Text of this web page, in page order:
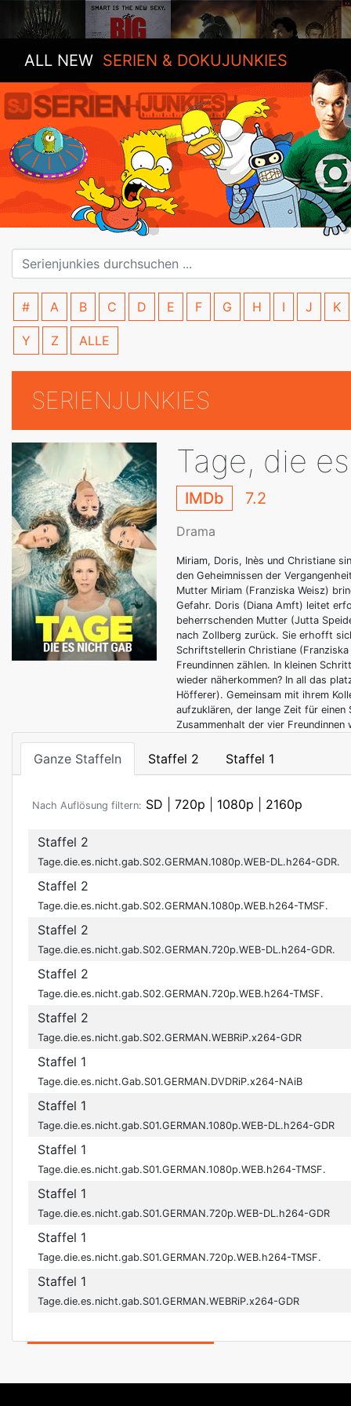
ALL NEW SERIEN & DOKUJUNKIES
# A B C D E F G H I J K
Y Z ALLE
SERIENJUNKIES
Tage, die
IMDb 7.2
Drama
Miriam, Doris, Inès und Christiane
den Geheimnissen der
Mutter Miriam (Franziska Weisz)
Gefahr. Doris (Diana Amft) leitet
beherrschenden Mutter (Jutta
nach Zollberg zurück. Sie erhofft
Schriftstellerin Christiane
Freundinnen zählen. In kleinen
wieder näherkommen? In all das
Höfferer). Gemeinsam mit ihrem
aufzuklären, der lange Zeit für
Zusammenhalt der vier
Ganze Staffeln Staffel 2 Staffel 1
Nach Auflösung filtern: SD 720p 1080p 2160p
Staffel 2
Tage.die.es.nicht.gab.S02.GERMAN.1080p.WEB-DL.h264-GDR.
Staffel 2
Tage.die.es.nicht.gab.S02.GERMAN.1080p.WEB.h264-TMSF.
Staffel 2
Tage.die.es.nicht.gab.S02.GERMAN.720p.WEB-DL.h264-GDR.
Staffel 2
Tage.die.es.nicht.gab.S02.GERMAN.720p.WEB.h264-TMSF.
Staffel 2
Tage.die.es.nicht.gab.S02.GERMAN.WEBRiP.x264-GDR
Staffel 1
Tage.die.es.nicht.Gab.S01.GERMAN.DVDRiP.x264-NAiB
Staffel 1
Tage.die.es.nicht.gab.S01.GERMAN.1080p.WEB-DL.h264-GDR
Staffel 1
Tage.die.es.nicht.gab.S01.GERMAN.1080p.WEB.h264-TMSF.
Staffel 1
Tage.die.es.nicht.gab.S01.GERMAN.720p.WEB-DL.h264-GDR
Staffel 1
Tage.die.es.nicht.gab.S01.GERMAN.720p.WEB.h264-TMSF.
Staffel 1
Tage.die.es.nicht.gab.S01.GERMAN.WEBRiP.x264-GDR